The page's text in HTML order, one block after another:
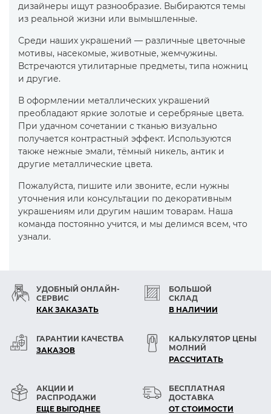
дизайнеры ищут разнообразие. Выбираются темы
из реальной жизни или вымышленные.
Среди наших украшений — различные цветочные
мотивы, насекомые, животные, жемчужины.
Встречаются утилитарные предметы, типа ножниц
и другие.
В оформлении металлических украшений
преобладают яркие золотые и серебряные цвета.
При удачном сочетании с тканью визуально
получается контрастный эффект. Используются
также нежные эмали, тёмный никель, антик и
другие металлические цвета.
Пожалуйста, пишите или звоните, если нужны
уточнения или консультации по декоративным
украшениям или другим нашим товарам. Наша
команда постоянно учится, и мы делимся всем, что
узнали.
УДОБНЫЙ ОНЛАЙН-
СЕРВИС
КАК ЗАКАЗАТЬ
БОЛЬШОЙ
СКЛАД
В НАЛИЧИИ
ГАРАНТИИ КАЧЕСТВА
ЗАКАЗОВ
КАЛЬКУЛЯТОР ЦЕНЫ
МОЛНИЙ
РАСCЧИТАТЬ
АКЦИИ И
РАСПРОДАЖИ
ЕЩЕ ВЫГОДНЕЕ
БЕСПЛАТНАЯ
ДОСТАВКА
ОТ СТОИМОСТИ